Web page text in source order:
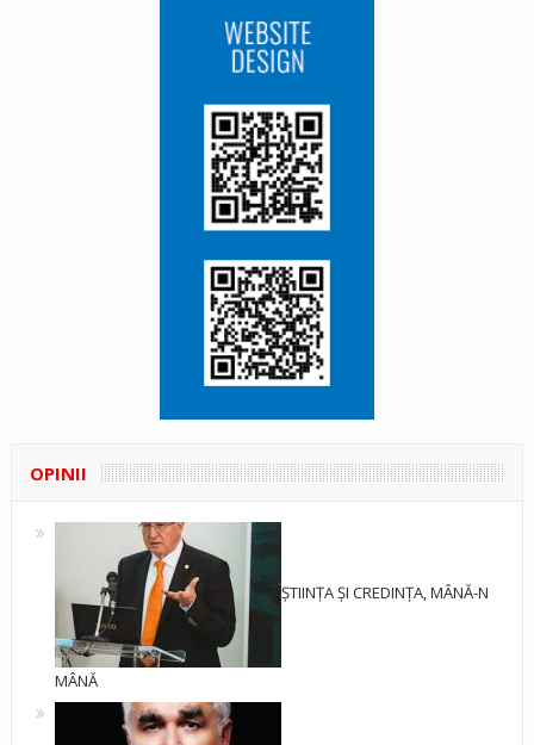
OPINII
ȘTIINȚA ȘI CREDINȚA, MÂNĂ-N
MÂNĂ